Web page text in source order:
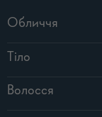
Обличчя
Тіло
Волосся